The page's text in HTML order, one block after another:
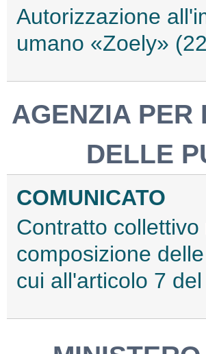
Autorizzazione
umano «Zoely»
AGENZIA PER
DELLE
COMUNICATO
Contratto
composizione
cui all'articolo 7